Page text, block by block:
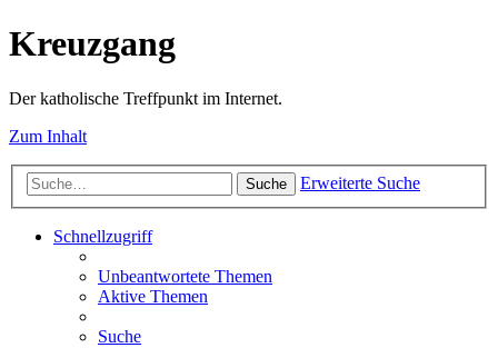
Kreuzgang
Der katholische Treffpunkt im Internet.
Zum Inhalt
Suche Erweiterte Suche
Schnellzugriff
Unbeantwortete Themen
Aktive Themen
Suche